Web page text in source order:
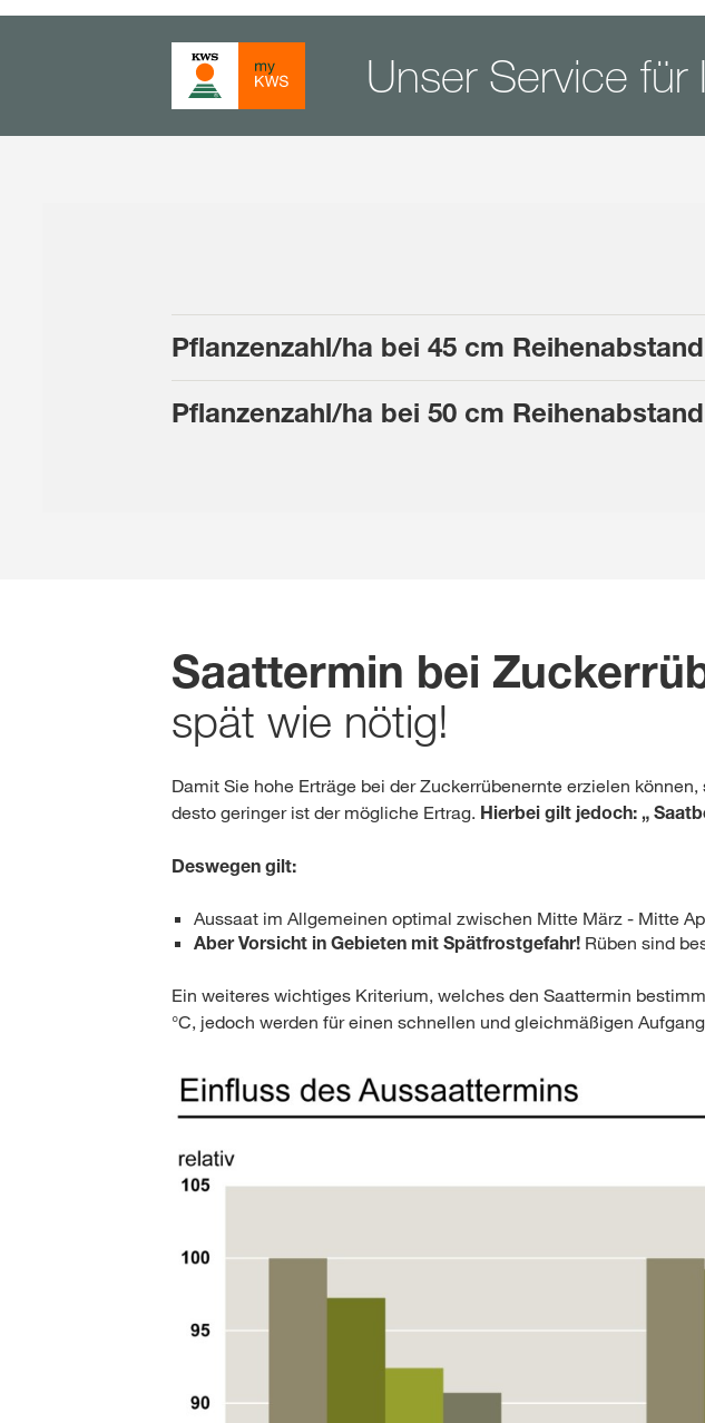
Unser Service für
Pflanzenzahl/ha bei 50 cm
Saattermin bei
spät wie nötig!
Damit Sie hohe Erträge bei der Zuckerrübenernte erzielen
desto geringer ist der mögliche Ertrag. Hierbei gilt jedoch: „
Deswegen gilt:
Aussaat im Allgemeinen optimal zwischen Mitte März - Mitte
Aber Vorsicht in Gebieten mit Spätfrostgefahr! Rüben sind
Ein weiteres wichtiges Kriterium, welches den Saattermin
°C, jedoch werden für einen schnellen und gleichmäßigen